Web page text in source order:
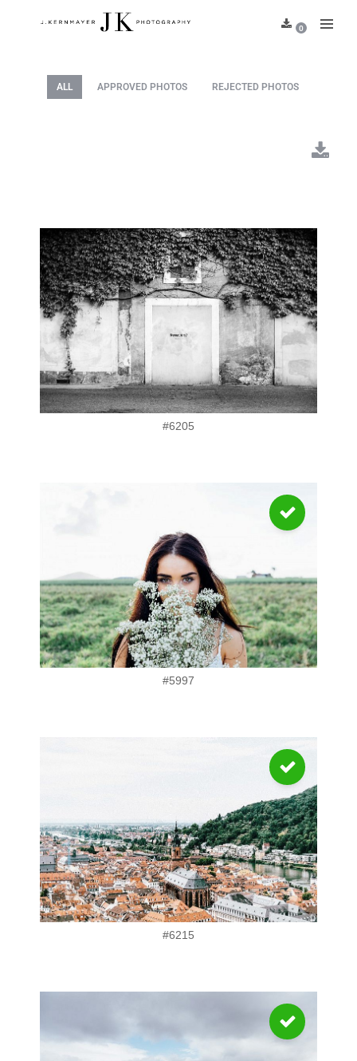
0
ALL APPROVED PHOTOS REJECTED PHOTOS
#6205
#5997
#6215